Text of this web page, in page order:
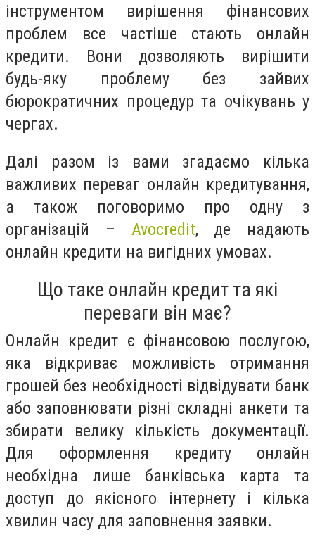
інструментом вирішення фінансових
проблем все частіше стають онлайн
кредити. Вони дозволяють вирішити
будь-яку проблему без зайвих
бюрократичних процедур та очікувань у
чергах.
Далі разом із вами згадаємо кілька
важливих переваг онлайн кредитування,
а також поговоримо про одну з
організацій – Avocredit, де надають
онлайн кредити на вигідних умовах.
Що таке онлайн кредит та які
переваги він має?
Онлайн кредит є фінансовою послугою,
яка відкриває можливість отримання
грошей без необхідності відвідувати банк
або заповнювати різні складні анкети та
збирати велику кількість документації.
Для оформлення кредиту онлайн
необхідна лише банківська карта та
доступ до якісного інтернету і кілька
хвилин часу для заповнення заявки.